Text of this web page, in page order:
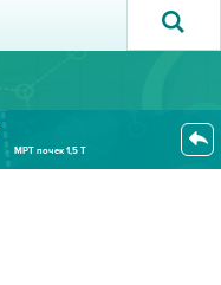
МРТ почек 1,5 Т